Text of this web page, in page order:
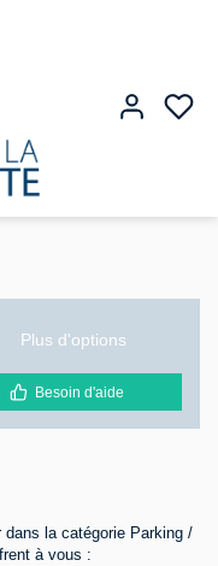
Plus d'options
Besoin d'aide
dans la catégorie Parking /
à vous :